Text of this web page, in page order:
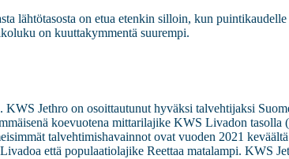
lähtötasosta on etua etenkin silloin, kun puintikaudelle
on kuuttakymmentä suurempi.
Jethro on osoittautunut hyväksi talvehtijaksi
koevuotena mittarilajike KWS Livadon tasolla
talvehtimishavainnot ovat vuoden 2021
että populaatiolajike Reettaa matalampi. KWS